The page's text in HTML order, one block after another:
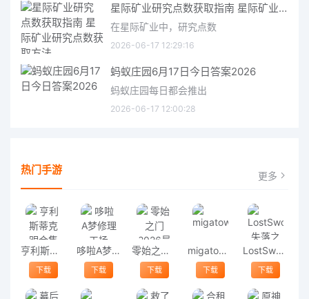
星际矿业研究点数获取指南 星际矿业研究点数获取方法
在星际矿业中，研究点数
2026-06-17 12:29:16
蚂蚁庄园6月17日今日答案2026
蚂蚁庄园每日都会推出
2026-06-17 12:00:28
热门手游 更多
亨利斯蒂克明合集
下载
哆啦A梦修理工场
下载
零始之门2026最新版
下载
migatowemyworld1.68
下载
LostSword失落之剑
下载